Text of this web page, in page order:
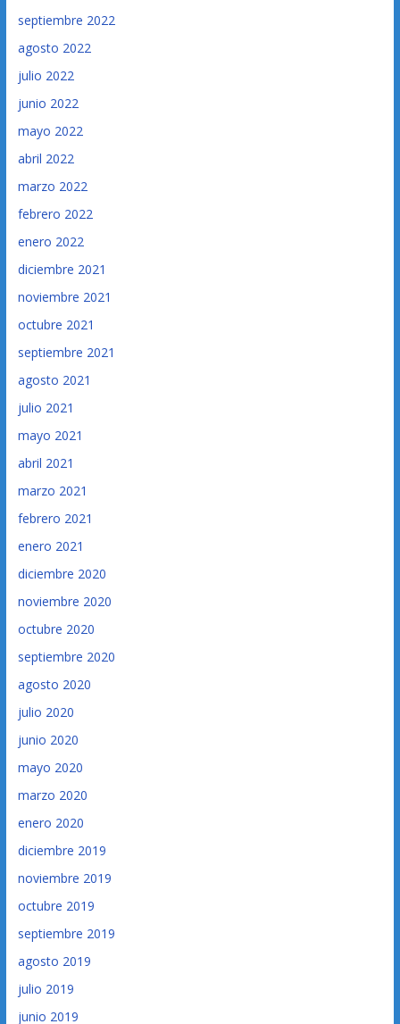
septiembre 2022
agosto 2022
julio 2022
junio 2022
mayo 2022
abril 2022
marzo 2022
febrero 2022
enero 2022
diciembre 2021
noviembre 2021
octubre 2021
septiembre 2021
agosto 2021
julio 2021
mayo 2021
abril 2021
marzo 2021
febrero 2021
enero 2021
diciembre 2020
noviembre 2020
octubre 2020
septiembre 2020
agosto 2020
julio 2020
junio 2020
mayo 2020
marzo 2020
enero 2020
diciembre 2019
noviembre 2019
octubre 2019
septiembre 2019
agosto 2019
julio 2019
junio 2019